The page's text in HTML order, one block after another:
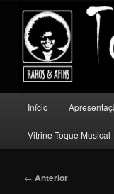
conteúdo
principalToque
Um lugar para quem
principal
Início
Vitrine Toque Musical
Navegação
← Anterior